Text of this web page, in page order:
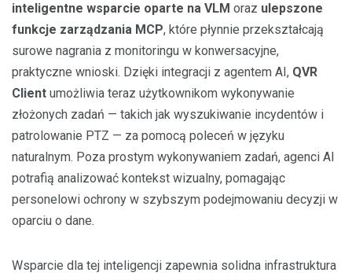
inteligentne wsparcie oparte na VLM oraz ulepszone
funkcje zarządzania MCP, które płynnie przekształcają
surowe nagrania z monitoringu w konwersacyjne,
praktyczne wnioski. Dzięki integracji z agentem AI, QVR
Client umożliwia teraz użytkownikom wykonywanie
złożonych zadań — takich jak wyszukiwanie incydentów i
patrolowanie PTZ — za pomocą poleceń w języku
naturalnym. Poza prostym wykonywaniem zadań, agenci AI
potrafią analizować kontekst wizualny, pomagając
personelowi ochrony w szybszym podejmowaniu decyzji w
oparciu o dane.
Wsparcie dla tej inteligencji zapewnia solidna infrastruktura